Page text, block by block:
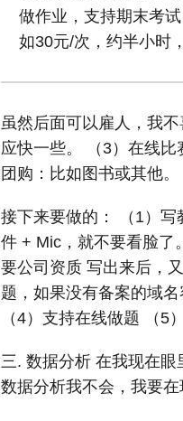
做作业，支持期末考
如30元/次，约半小时
虽然后面可以雇人，我
应快一些。 （3）在线比
团购：比如图书或其他
接下来要做的： （1）
件 + Mic，就不要看脸了
要公司资质 写出来后，
题，如果没有备案的域
（4）支持在线做题 （5
三. 数据分析 在我现在眼
数据分析我不会，我要